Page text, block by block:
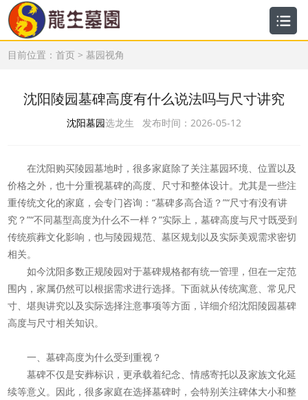
目前位置：首页 >墓园视角
沈阳陵园墓碑高度有什么说法吗与尺寸讲究
沈阳墓园选龙生 发布时间：2026-05-12
在沈阳购买陵园墓地时，很多家庭除了关注墓园环境、位置以及
价格之外，也十分重视墓碑的高度、尺寸和整体设计。尤其是一些注
重传统文化的家庭，会专门咨询：“墓碑多高合适？”“尺寸有没有讲
究？”“不同墓型高度为什么不一样？”实际上，墓碑高度与尺寸既受到
传统殡葬文化影响，也与陵园规范、墓区规划以及实际美观需求密切
相关。
如今沈阳多数正规陵园对于墓碑规格都有统一管理，但在一定范
围内，家属仍然可以根据需求进行选择。下面就从传统寓意、常见尺
寸、堪舆讲究以及实际选择注意事项等方面，详细介绍沈阳陵园墓碑
高度与尺寸相关知识。
一、墓碑高度为什么受到重视？
墓碑不仅是安葬标识，更承载着纪念、情感寄托以及家族文化延
续等意义。因此，很多家庭在选择墓碑时，会特别关注碑体大小和整